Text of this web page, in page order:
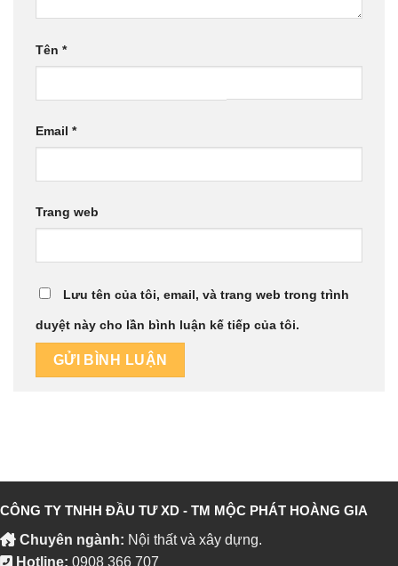
Tên *
Email *
Trang web
Lưu tên của tôi, email, và trang web trong trình
duyệt này cho lần bình luận kế tiếp của tôi.
CÔNG TY TNHH ĐẦU TƯ XD - TM MỘC PHÁT HOÀNG GIA
Chuyên ngành: Nội thất và xây dựng.
Hotline: 0908 366 707